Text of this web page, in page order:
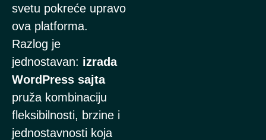
svetu pokreće upravo
ova platforma.
Razlog je
jednostavan: izrada
WordPress sajta
pruža kombinaciju
fleksibilnosti, brzine i
jednostavnosti koja